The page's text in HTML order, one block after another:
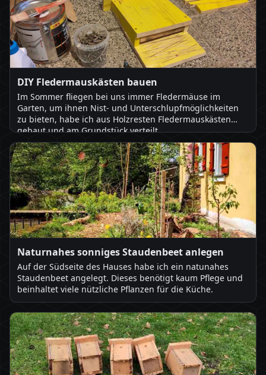
DIY Fledermauskästen bauen
Im Sommer fliegen bei uns immer Fledermäuse im
Garten, um ihnen Nist- und Unterschlupfmöglichkeiten
zu bieten, habe ich aus Holzresten Fledermauskästen
gebaut und am Grundstück verteilt.
Naturnahes sonniges Staudenbeet anlegen
Auf der Südseite des Hauses habe ich ein natunahes
Staudenbeet angelegt. Dieses benötigt kaum Pflege und
beinhaltet viele nützliche Pflanzen für die Küche.